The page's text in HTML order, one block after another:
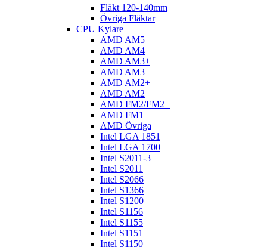
Fläkt 120-140mm
Övriga Fläktar
CPU Kylare
AMD AM5
AMD AM4
AMD AM3+
AMD AM3
AMD AM2+
AMD AM2
AMD FM2/FM2+
AMD FM1
AMD Övriga
Intel LGA 1851
Intel LGA 1700
Intel S2011-3
Intel S2011
Intel S2066
Intel S1366
Intel S1200
Intel S1156
Intel S1155
Intel S1151
Intel S1150